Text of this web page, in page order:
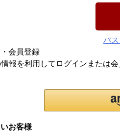
パ
会員登録
報を利用してログインまたは
お客様